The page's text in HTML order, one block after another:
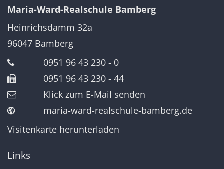
Maria-Ward-Realschule Bamberg
Heinrichsdamm 32a
96047 Bamberg
0951 96 43 230 - 0
0951 96 43 230 - 44
Klick zum E-Mail senden
maria-ward-realschule-bamberg.de
Visitenkarte herunterladen
Links